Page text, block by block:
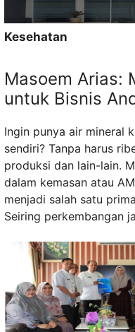
Read more
Kesehatan
Masoem Arias:
untuk Bisnis
Ingin punya air mineral
sendiri? Tanpa harus
produksi dan lain-lain.
dalam kemasan atau
menjadi salah satu
Seiring perkembangan
kemasan memilih
ketiga, yang biasa
mineral. ...Read more